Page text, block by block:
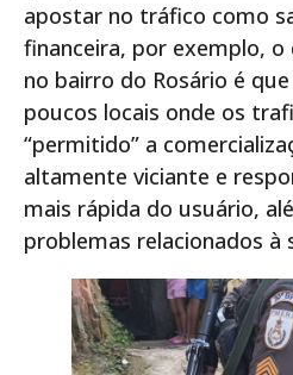
apostar no tráfico como
financeira, por exemplo, o
no bairro do Rosário é
poucos locais onde os
“permitido” a
altamente viciante e
mais rápida do usuário,
problemas relacionados à